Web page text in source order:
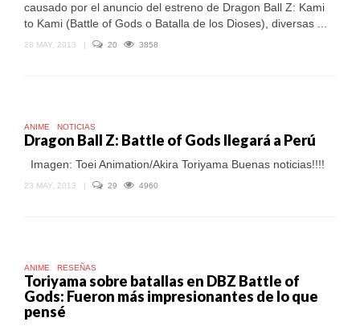
causado por el anuncio del estreno de Dragon Ball Z: Kami
to Kami (Battle of Gods o Batalla de los Dioses), diversas ...
28 MAY, 2013 20 3858
ANIME NOTICIAS
Dragon Ball Z: Battle of Gods llegará a Perú
Imagen: Toei Animation/Akira Toriyama Buenas noticias!!!!
23 MAY, 2013 29 4960
ANIME RESEÑAS
Toriyama sobre batallas en DBZ Battle of
Gods: Fueron más impresionantes de lo que
pensé